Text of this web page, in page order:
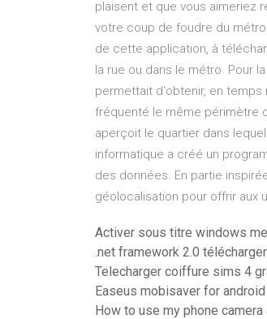
plaisent et que vous aimeriez
votre coup de foudre du
de cette application, à
la rue ou dans le métro. Pour
permettait d'obtenir, en
fréquenté le même périmètre
aperçoit le quartier dans
informatique a créé un
des données. En partie
géolocalisation pour offrir aux
Activer sous titre windows
.net framework 2.0
Telecharger coiffure sims 4
Easeus mobisaver for
How to use my phone